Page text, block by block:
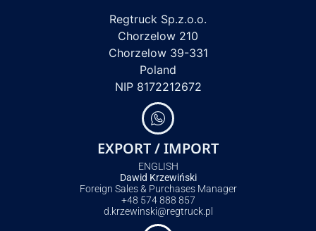
Regtruck Sp.z.o.o.
Chorzelow 210
Chorzelow 39-331
Poland
NIP 8172212672
EXPORT / IMPORT
ENGLISH
Dawid Krzewiński
Foreign Sales & Purchases Manager
+48 574 888 857
d.krzewinski@regtruck.pl